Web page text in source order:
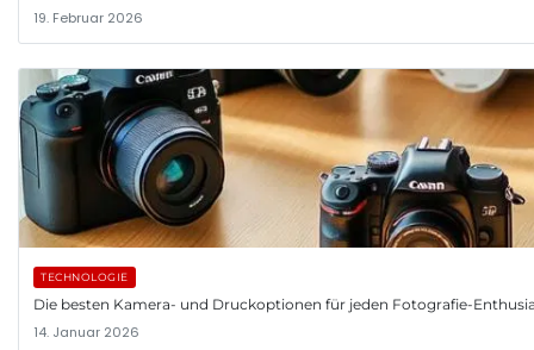
19. Februar 2026
TECHNOLOGIE
Die besten Kamera- und Druckoptionen für jeden Fotografie-
14. Januar 2026